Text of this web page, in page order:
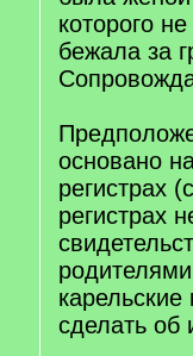
которого
бежала за
основано
регистрах
регистрах
сделать об